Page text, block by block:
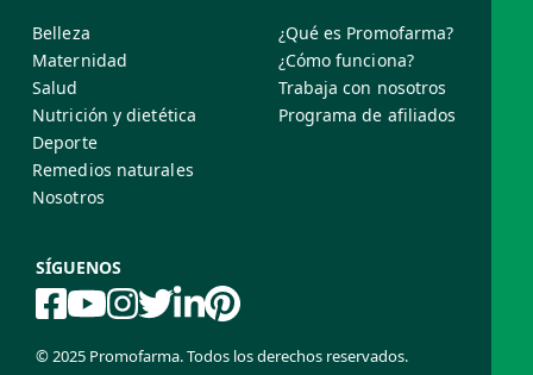
SÍGUENOS
© 2025 Promofarma. Todos los derechos reservados.
Belleza
Maternidad
Salud
Nutrición y dietética
Deporte
Remedios naturales
Nosotros
¿Qué es Promofarma?
¿Cómo funciona?
Trabaja con nosotros
Programa de afiliados